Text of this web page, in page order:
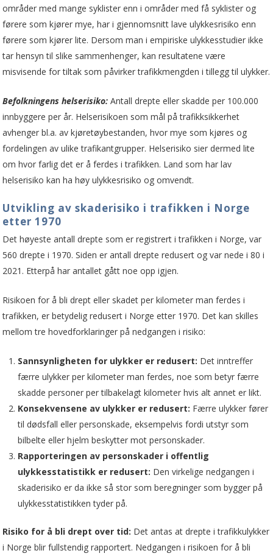
områder med mange syklister enn i områder med få syklister og
førere som kjører mye, har i gjennomsnitt lave ulykkesrisiko enn
førere som kjører lite. Dersom man i empiriske ulykkesstudier ikke
tar hensyn til slike sammenhenger, kan resultatene være
misvisende for tiltak som påvirker trafikkmengden i tillegg til ulykker.
Befolkningens helserisiko: Antall drepte eller skadde per 100.000
innbyggere per år. Helserisikoen som mål på trafikksikkerhet
avhenger bl.a. av kjøretøybestanden, hvor mye som kjøres og
fordelingen av ulike trafikantgrupper. Helserisiko sier dermed lite
om hvor farlig det er å ferdes i trafikken. Land som har lav
helserisiko kan ha høy ulykkesrisiko og omvendt.
Utvikling av skaderisiko i trafikken i Norge
etter 1970
Det høyeste antall drepte som er registrert i trafikken i Norge, var
560 drepte i 1970. Siden er antall drepte redusert og var nede i 80 i
2021. Etterpå har antallet gått noe opp igjen.
Risikoen for å bli drept eller skadet per kilometer man ferdes i
trafikken, er betydelig redusert i Norge etter 1970. Det kan skilles
mellom tre hovedforklaringer på nedgangen i risiko:
Sannsynligheten for ulykker er redusert: Det inntreffer
færre ulykker per kilometer man ferdes, noe som betyr færre
skadde personer per tilbakelagt kilometer hvis alt annet er likt.
Konsekvensene av ulykker er redusert: Færre ulykker fører
til dødsfall eller personskade, eksempelvis fordi utstyr som
bilbelte eller hjelm beskytter mot personskader.
Rapporteringen av personskader i offentlig
ulykkesstatistikk er redusert: Den virkelige nedgangen i
skaderisiko er da ikke så stor som beregninger som bygger på
ulykkesstatistikken tyder på.
Risiko for å bli drept over tid: Det antas at drepte i trafikkulykker
i Norge blir fullstendig rapportert. Nedgangen i risikoen for å bli